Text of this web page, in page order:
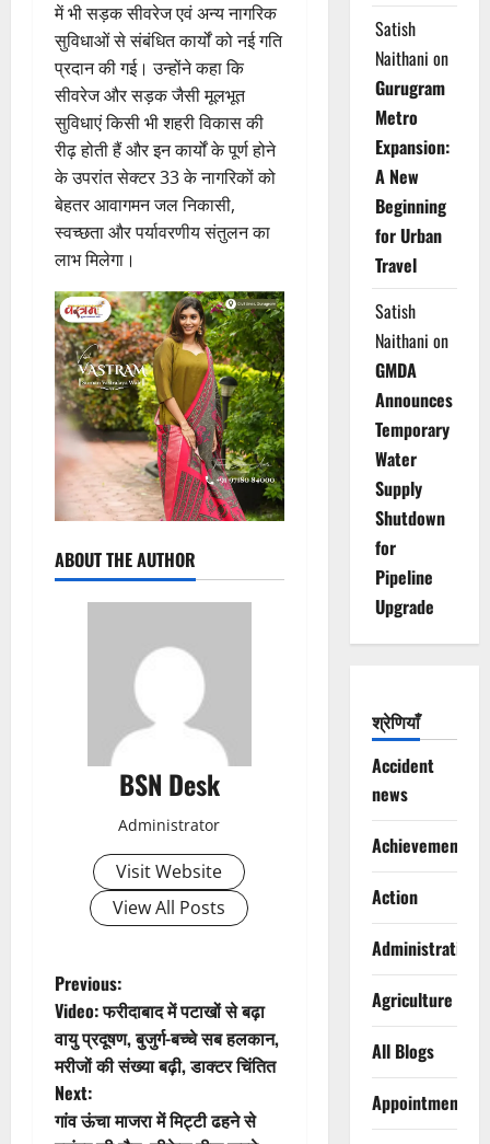
में भी सड़क सीवरेज एवं अन्य नागरिक
सुविधाओं से संबंधित कार्यों को नई गति
प्रदान की गई। उन्होंने कहा कि
सीवरेज और सड़क जैसी मूलभूत
सुविधाएं किसी भी शहरी विकास की
रीढ़ होती हैं और इन कार्यों के पूर्ण होने
के उपरांत सेक्टर 33 के नागरिकों को
बेहतर आवागमन जल निकासी,
स्वच्छता और पर्यावरणीय संतुलन का
लाभ मिलेगा।
ABOUT THE AUTHOR
BSN Desk
Administrator
Visit Website
View All Posts
P
o
s
t
Previous:
Video: फरीदाबाद में पटाखों से बढ़ा
वायु प्रदूषण, बुजुर्ग-बच्चे सब हलकान,
मरीजों की संख्या बढ़ी, डाक्टर चिंतित
Next:
गांव ऊंचा माजरा में मिट्टी ढहने से
Satish
Naithani on
Gurugram
Metro
Expansion:
A New
Beginning
for Urban
Travel
Satish
Naithani on
GMDA
Announces
Temporary
Water
Supply
Shutdown
for
Pipeline
Upgrade
श्रेणियाँ
Accident
news
Achievements
Action
Administration
Agriculture
All Blogs
Appointments